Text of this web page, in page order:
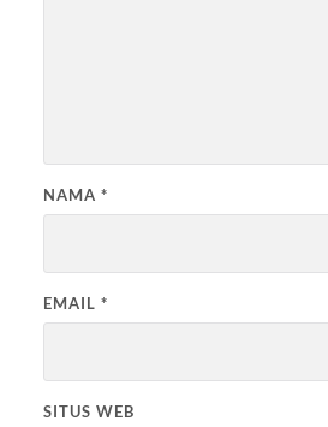
NAMA *
EMAIL *
SITUS WEB